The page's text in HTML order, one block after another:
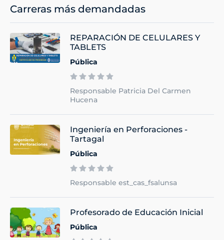
Carreras más demandadas
REPARACIÓN DE CELULARES Y
TABLETS
Pública
Responsable Patricia Del Carmen
Hucena
Ingeniería en Perforaciones -
Tartagal
Pública
Responsable est_cas_fsalunsa
Profesorado de Educación Inicial
Pública